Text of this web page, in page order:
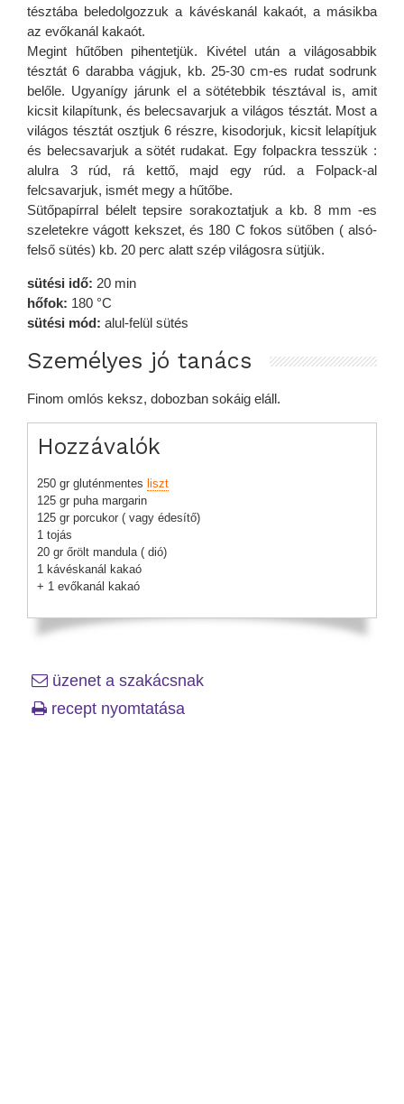
tésztába beledolgozzuk a kávéskanál kakaót, a másikba
az evőkanál kakaót.
Megint hűtőben pihentetjük. Kivétel után a világosabbik
tésztát 6 darabba vágjuk, kb. 25-30 cm-es rudat sodrunk
belőle. Ugyanígy járunk el a sötétebbik tésztával is, amit
kicsit kilapítunk, és belecsavarjuk a világos tésztát. Most a
világos tésztát osztjuk 6 részre, kisodorjuk, kicsit lelapítjuk
és belecsavarjuk a sötét rudakat. Egy folpackra tesszük :
alulra 3 rúd, rá kettő, majd egy rúd. a Folpack-al
felcsavarjuk, ismét megy a hűtőbe.
Sütőpapírral bélelt tepsire sorakoztatjuk a kb. 8 mm -es
szeletekre vágott kekszet, és 180 C fokos sütőben ( alsó-
felső sütés) kb. 20 perc alatt szép világosra sütjük.
sütési idő: 20 min
hőfok: 180 °C
sütési mód: alul-felül sütés
Személyes jó tanács
Finom omlós keksz, dobozban sokáig eláll.
Hozzávalók
250 gr gluténmentes liszt
125 gr puha margarin
125 gr porcukor ( vagy édesítő)
1 tojás
20 gr őrölt mandula ( dió)
1 kávéskanál kakaó
+ 1 evőkanál kakaó
üzenet a szakácsnak
recept nyomtatása